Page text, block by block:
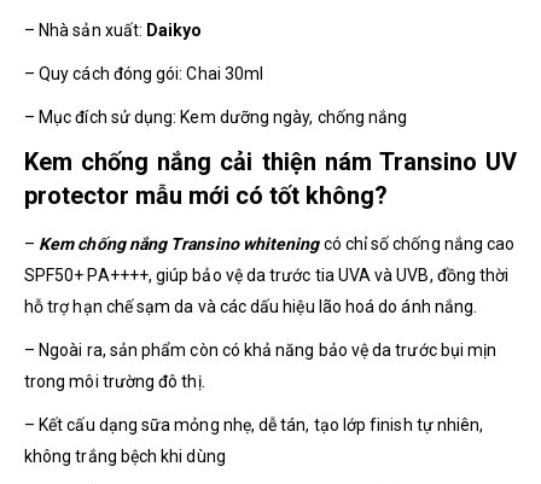
– Nhà sản xuất: Daikyo
– Quy cách đóng gói: Chai 30ml
– Mục đích sử dụng: Kem dưỡng ngày, chống nắng
Kem chống nắng cải thiện nám Transino UV
protector mẫu mới có tốt không?
– Kem chống nắng Transino whiteningcó chỉ số chống nắng cao
SPF50+ PA++++, giúp bảo vệ da trước tia UVA và UVB, đồng thời
hỗ trợ hạn chế sạm da và các dấu hiệu lão hoá do ánh nắng.
– Ngoài ra, sản phẩm còn có khả năng bảo vệ da trước bụi mịn
trong môi trường đô thị.
– Kết cấu dạng sữa mỏng nhẹ, dễ tán, tạo lớp finish tự nhiên,
không trắng bệch khi dùng